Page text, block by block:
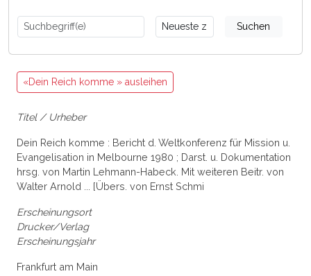
Suchen
«Dein Reich komme » ausleihen
Titel / Urheber
Dein Reich komme : Bericht d. Weltkonferenz für Mission u.
Evangelisation in Melbourne 1980 ; Darst. u. Dokumentation
hrsg. von Martin Lehmann-Habeck. Mit weiteren Beitr. von
Walter Arnold ... [Übers. von Ernst Schmi
Erscheinungsort
Drucker/Verlag
Erscheinungsjahr
Frankfurt am Main